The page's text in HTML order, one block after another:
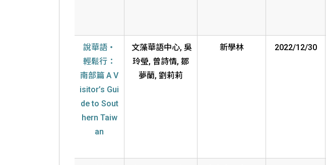
說華語‧
輕鬆行：
南部篇 A V
isitor’s Gui
de to Sout
hern Taiw
an
文藻華語中心, 吳
玲瑩, 曾詩情, 鄒
夢蘭, 劉莉莉
新學林 2022/12/30